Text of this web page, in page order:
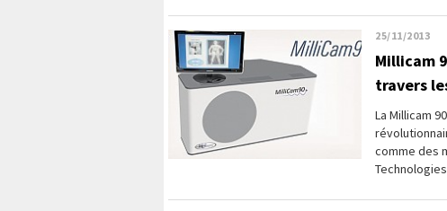
25/11/2013
Millicam
travers
La Millicam
comme des